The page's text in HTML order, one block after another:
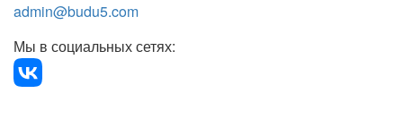
admin@budu5.com
Мы в социальных сетях: